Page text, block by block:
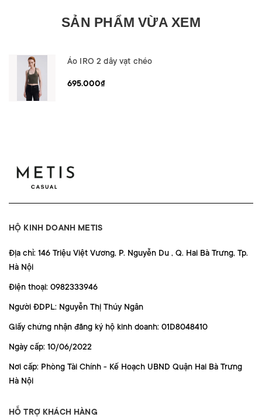
SẢN PHẨM VỪA XEM
Áo IRO 2 dây vạt chéo
695.000₫
HỘ KINH DOANH METIS
Địa chỉ: 146 Triệu Việt Vương, P. Nguyễn Du , Q. Hai Bà Trưng, Tp.
Hà Nội
Điện thoại: 0982333946
Người ĐDPL: Nguyễn Thị Thúy Ngân
Giấy chứng nhận đăng ký hộ kinh doanh: 01D8048410
Ngày cấp: 10/06/2022
Nơi cấp: Phòng Tài Chính - Kế Hoạch UBND Quận Hai Bà Trưng
Hà Nội
HỖ TRỢ KHÁCH HÀNG